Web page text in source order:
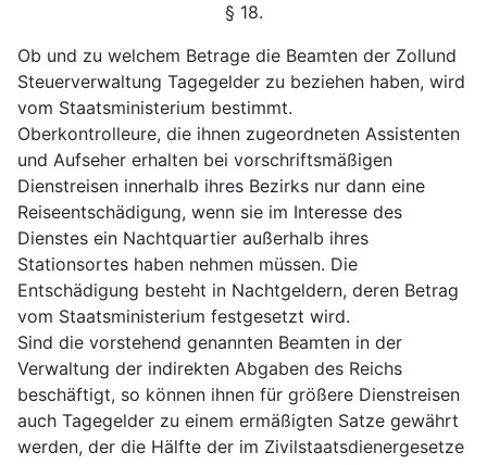
§ 18.
Ob und zu welchem Betrage die Beamten der Zollund
Steuerverwaltung Tagegelder zu beziehen haben, wird
vom Staatsministerium bestimmt.
Oberkontrolleure, die ihnen zugeordneten Assistenten
und Aufseher erhalten bei vorschriftsmäßigen
Dienstreisen innerhalb ihres Bezirks nur dann eine
Reiseentschädigung, wenn sie im Interesse des
Dienstes ein Nachtquartier außerhalb ihres
Stationsortes haben nehmen müssen. Die
Entschädigung besteht in Nachtgeldern, deren Betrag
vom Staatsministerium festgesetzt wird.
Sind die vorstehend genannten Beamten in der
Verwaltung der indirekten Abgaben des Reichs
beschäftigt, so können ihnen für größere Dienstreisen
auch Tagegelder zu einem ermäßigten Satze gewährt
werden, der die Hälfte der im Zivilstaatsdienergesetze